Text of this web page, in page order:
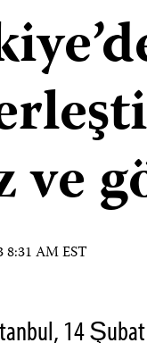
ve
8:31 AM EST
14